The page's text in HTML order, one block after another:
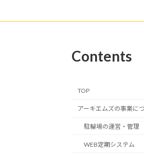
Contents
TOP
アーキエムズの事業に
駐輪場の運営・管理
WEB定期システム